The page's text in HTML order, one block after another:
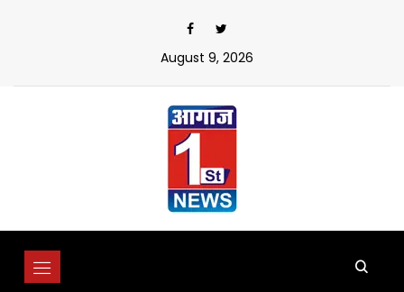
August 9, 2026